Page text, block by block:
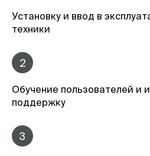
Установку и ввод в
техники
2
Обучение пользователей и
поддержку
3